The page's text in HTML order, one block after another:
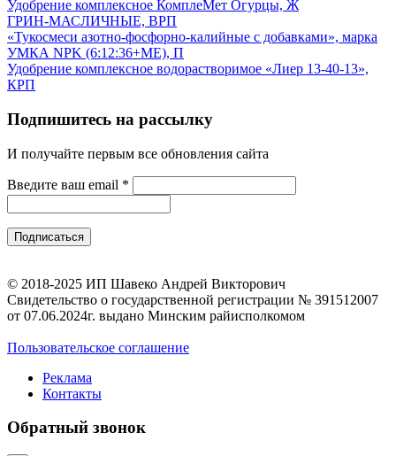
Удобрение комплексное КомплеМет Огурцы, Ж
ГРИН-МАСЛИЧНЫЕ, ВРП
«Тукосмеси азотно-фосфорно-калийные с добавками», марка
УМКА NPK (6:12:36+МЕ), П
Удобрение комплексное водорастворимое «Лиер 13-40-13»,
КРП
Подпишитесь на рассылку
И получайте первым все обновления сайта
Введите ваш email *
© 2018-2025 ИП Шавеко Андрей Викторович
Свидетельство о государственной регистрации № 391512007
от 07.06.2024г. выдано Минским райисполкомом
Пользовательское соглашение
Реклама
Контакты
Обратный звонок